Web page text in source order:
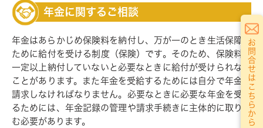
お問合せはこちらから
年金に関するご相談
年金はあらかじめ保険料を納付し、万が一のとき生活保障の
ために給付を受ける制度（保険）です。そのため、保険料を
一定以上納付していないと必要なときに給付が受けられない
ことがあります。また年金を受給するためには自分で年金を
請求しなければなりません。必要なときに必要な年金を受け
るためには、年金記録の管理や請求手続きに主体的に取り組
む必要があります。